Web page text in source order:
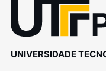
UNIVERSIDADE